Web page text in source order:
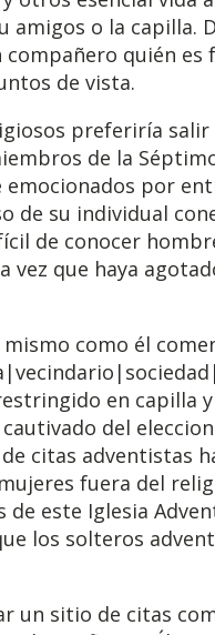
amigos o la capilla.
quién es
de vista.
preferiría
de la
por
de su individual
de conocer
vez que haya
como él
en capilla
del
citas adventistas
fuera del
este Iglesia
los solteros
un sitio de citas